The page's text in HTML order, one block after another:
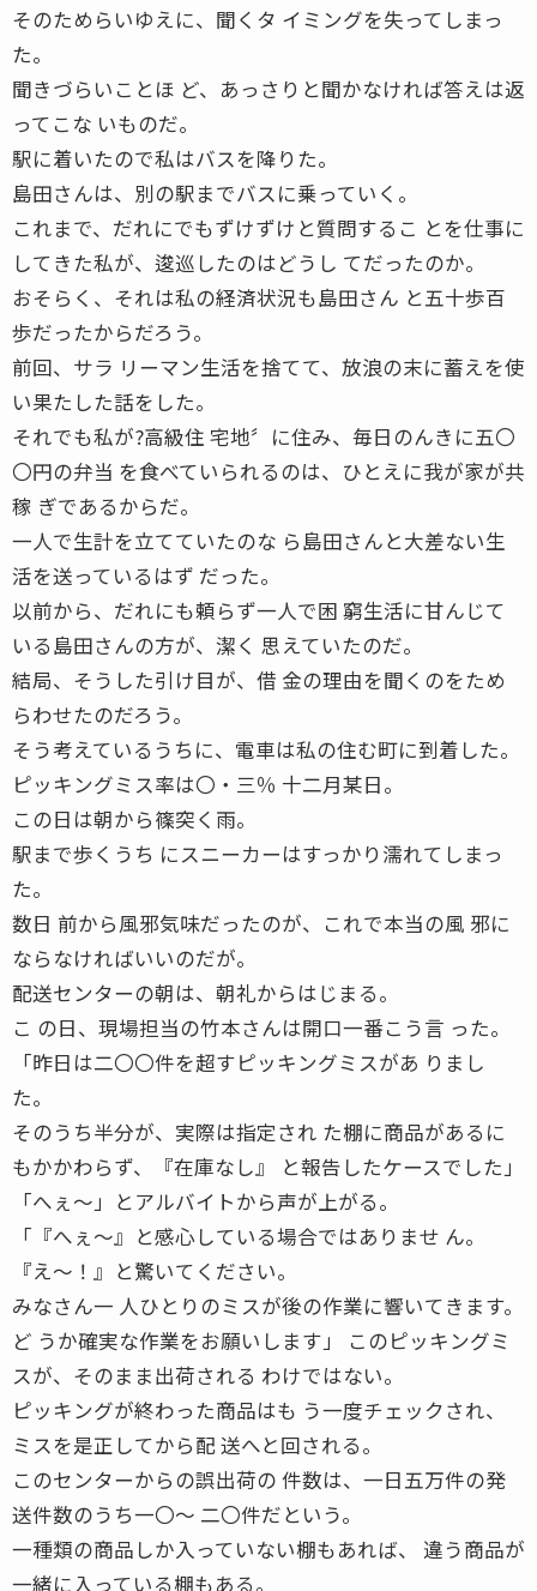
そのためらいゆえに、聞くタ イミングを失ってしまっ
た。
聞きづらいことほ ど、あっさりと聞かなければ答えは返
ってこな いものだ。
駅に着いたので私はバスを降りた。
島田さんは、別の駅までバスに乗っていく。
これまで、だれにでもずけずけと質問するこ とを仕事に
してきた私が、逡巡したのはどうし てだったのか。
おそらく、それは私の経済状況も島田さん と五十歩百
歩だったからだろう。
前回、サラ リーマン生活を捨てて、放浪の末に蓄えを使
い果たした話をした。
それでも私が?高級住 宅地〞に住み、毎日のんきに五〇
〇円の弁当 を食べていられるのは、ひとえに我が家が共
稼 ぎであるからだ。
一人で生計を立てていたのな ら島田さんと大差ない生
活を送っているはず だった。
以前から、だれにも頼らず一人で困 窮生活に甘んじて
いる島田さんの方が、潔く 思えていたのだ。
結局、そうした引け目が、借 金の理由を聞くのをため
らわせたのだろう。
そう考えているうちに、電車は私の住む町に到着した。
ピッキングミス率は〇・三％ 十二月某日。
この日は朝から篠突く雨。
駅まで歩くうち にスニーカーはすっかり濡れてしまっ
た。
数日 前から風邪気味だったのが、これで本当の風 邪に
ならなければいいのだが。
配送センターの朝は、朝礼からはじまる。
こ の日、現場担当の竹本さんは開口一番こう言 った。
「昨日は二〇〇件を超すピッキングミスがあ りまし
た。
そのうち半分が、実際は指定され た棚に商品があるに
もかかわらず、『在庫なし』 と報告したケースでした」
「へぇ〜」とアルバイトから声が上がる。
「『へぇ〜』と感心している場合ではありませ ん。
『え〜！』と驚いてください。
みなさん一 人ひとりのミスが後の作業に響いてきます。
ど うか確実な作業をお願いします」 このピッキングミ
スが、そのまま出荷される わけではない。
ピッキングが終わった商品はも う一度チェックされ、
ミスを是正してから配 送へと回される。
このセンターからの誤出荷の 件数は、一日五万件の発
送件数のうち一〇〜 二〇件だという。
一種類の商品しか入っていない棚もあれば、 違う商品が
一緒に入っている棚もある。